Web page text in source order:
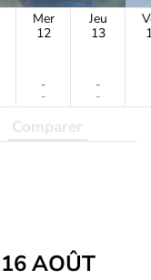
Mer
12
-
-
Jeu
13
-
-
Comparer
AOÛT